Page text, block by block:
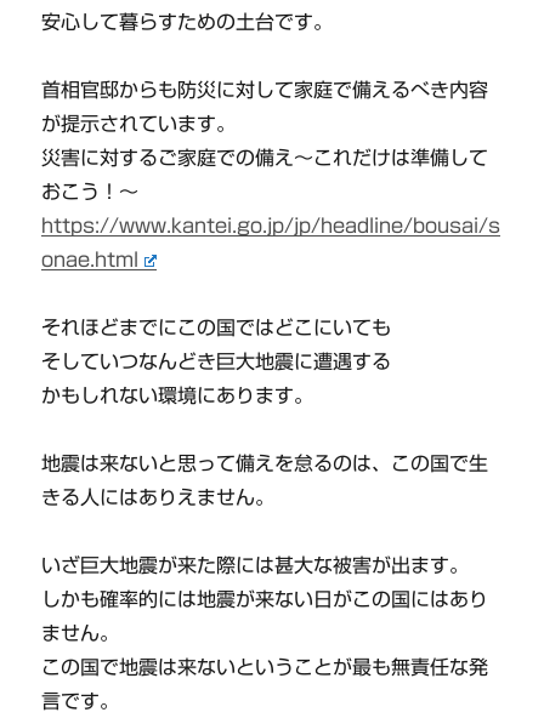
安心して暮らすための土台です。
首相官邸からも防災に対して家庭で備えるべき内容
が提示されています。
災害に対するご家庭での備え～これだけは準備して
おこう！～
https://www.kantei.go.jp/jp/headline/bousai/s
onae.html
それほどまでにこの国ではどこにいても
そしていつなんどき巨大地震に遭遇する
かもしれない環境にあります。
地震は来ないと思って備えを怠るのは、この国で生
きる人にはありえません。
いざ巨大地震が来た際には甚大な被害が出ます。
しかも確率的には地震が来ない日がこの国にはあり
ません。
この国で地震は来ないということが最も無責任な発
言です。